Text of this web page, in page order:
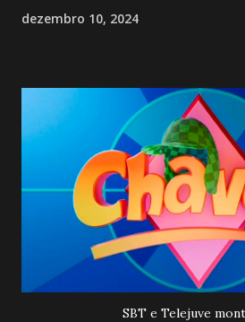
dezembro 10, 2024
SBT e Telejuve